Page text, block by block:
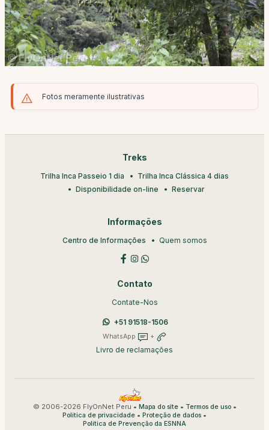
Fotos meramente ilustrativas
Treks
Trilha Inca Passeio 1 dia
Trilha Inca Clássica 4 dias
Disponibilidade on-line
Reservar
Informações
Centro de Informações Quem somos
Contato
Contate-Nos
+51 91518-1506
WhatsApp +
Livro de reclamações
© 2006-2026 FlyOnNet Peru • Mapa do site• Termos de uso•
Política de privacidade • Proteção de dados •
Política de Prevenção da ESNNA